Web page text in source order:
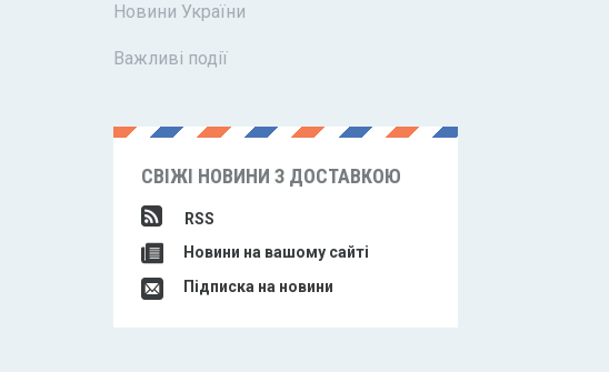
Новини України
Важливі події
СВІЖІ НОВИНИ З ДОСТАВКОЮ
RSS
Новини на вашому сайті
Підписка на новини